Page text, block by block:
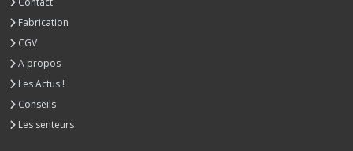
Fabrication
CGV
A propos
Les Actus !
Conseils
Les senteurs